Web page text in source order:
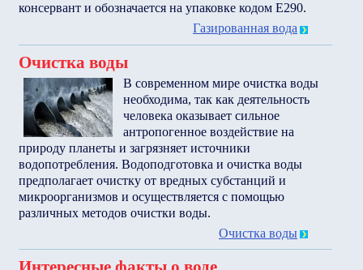
консервант и обозначается на упаковке кодом Е290.
Газированная вода
Очистка воды
В современном мире очистка воды
необходима, так как деятельность
человека оказывает сильное
антропогенное воздействие на
природу планеты и загрязняет источники
водопотребления. Водоподготовка и очистка воды
предполагает очистку от вредных субстанций и
микроорганизмов и осуществляется с помощью
различных методов очистки воды.
Очистка воды